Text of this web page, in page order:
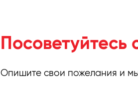
Опишите свои пожелания и